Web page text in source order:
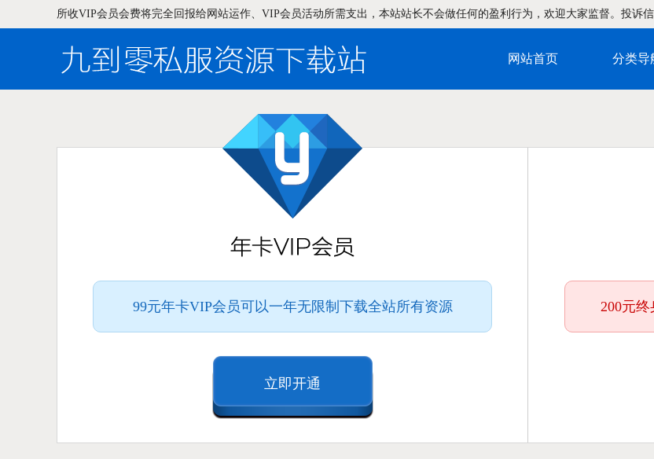
所收VIP会员会费将完全回报给网站运作、VIP会员活动所需支出，本站站长不会做任何的盈利行为，欢迎大家监督。
网站首页 分类导
99元年卡VIP会员可以一年无限制下载全站所有资源
立即开通
200元